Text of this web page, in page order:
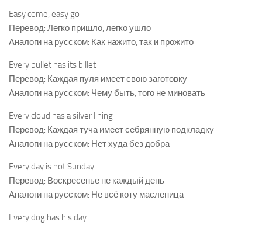
Easy come, easy go
Перевод: Легко пришло, легко ушло
Аналоги на русском: Как нажито, так и прожито
Every bullet has its billet
Перевод: Каждая пуля имеет свою заготовку
Аналоги на русском: Чему быть, того не миновать
Every cloud has a silver lining
Перевод: Каждая туча имеет себрянную подкладку
Аналоги на русском: Нет худа без добра
Every day is not Sunday
Перевод: Воскресенье не каждый день
Аналоги на русском: Не всё коту масленица
Every dog has his day